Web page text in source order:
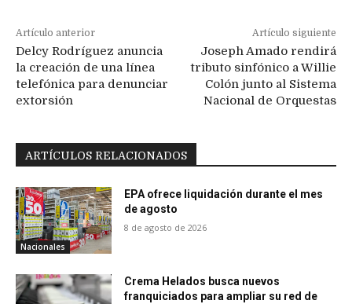
Artículo anterior
Delcy Rodríguez anuncia
la creación de una línea
telefónica para denunciar
extorsión
Artículo siguiente
Joseph Amado rendirá
tributo sinfónico a Willie
Colón junto al Sistema
Nacional de Orquestas
ARTÍCULOS RELACIONADOS
Nacionales
EPA ofrece liquidación durante el mes
de agosto
8 de agosto de 2026
Crema Helados busca nuevos
franquiciados para ampliar su red de